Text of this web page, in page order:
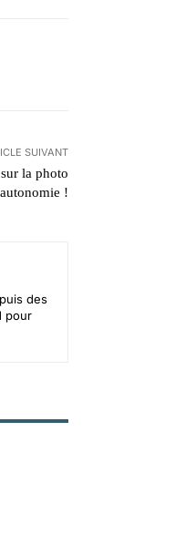
SUIVANT
la photo
!
des
pour